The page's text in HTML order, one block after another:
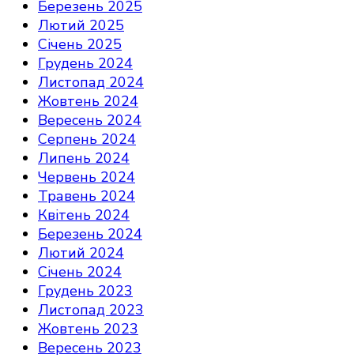
Березень 2025
Лютий 2025
Січень 2025
Грудень 2024
Листопад 2024
Жовтень 2024
Вересень 2024
Серпень 2024
Липень 2024
Червень 2024
Травень 2024
Квітень 2024
Березень 2024
Лютий 2024
Січень 2024
Грудень 2023
Листопад 2023
Жовтень 2023
Вересень 2023